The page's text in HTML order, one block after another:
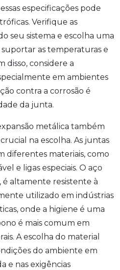
especificações pode
Verifique as
seu sistema e escolha uma
as temperaturas e
disso, considere a
em ambientes
contra a corrosão é
da junta.
metálica também
na escolha. As juntas
diferentes materiais, como
e ligas especiais. O aço
altamente resistente à
utilizado em indústrias
onde a higiene é uma
é mais comum em
A escolha do material
do ambiente em
e nas exigências